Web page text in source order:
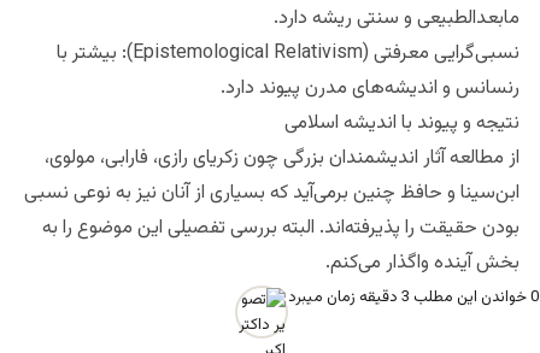
مابعدالطبیعی و سنتی ریشه دارد.
نسبی‌گرایی معرفتی (Epistemological Relativism): بیشتر با
رنسانس و اندیشه‌های مدرن پیوند دارد.
نتیجه و پیوند با اندیشه اسلامی
از مطالعه آثار اندیشمندان بزرگی چون زکریای رازی، فارابی، مولوی،
ابن‌سینا و حافظ چنین برمی‌آید که بسیاری از آنان نیز به نوعی نسبی
بودن حقیقت را پذیرفته‌اند. البته بررسی تفصیلی این موضوع را به
بخش آینده واگذار می‌کنم.
0خواندن این مطلب 3 دقیقه زمان میبرد